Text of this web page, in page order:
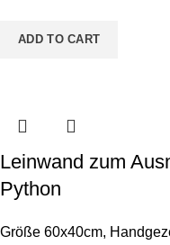
quantity
ADD TO CART
Leinwand zum
Python
Größe 60x40cm,